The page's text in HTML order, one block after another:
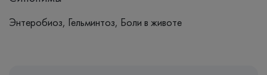
Энтеробиоз, Гельминтоз, Боли в животе